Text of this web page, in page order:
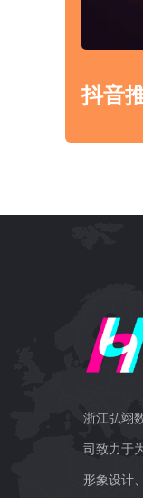
抖音
浙江弘翊
司致力于
形象设计